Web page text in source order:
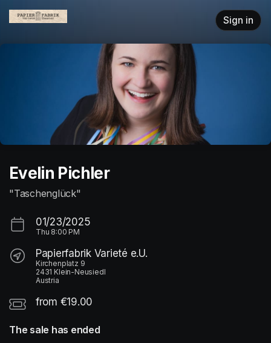
Skip header
Sign in
Evelin Pichler
"Taschenglück"
01/23/2025
Thu 8:00 PM
Papierfabrik Varieté e.U.
Kirchenplatz 9
2431 Klein-Neusiedl
Austria
from €19.00
The sale has ended